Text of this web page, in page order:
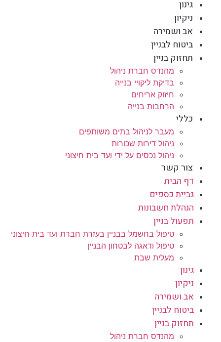
גינון
ניקיון
אב ושמירה
ביטוח לבניין
תחזוק בניין
מהנדס חברת ניהול
בדיקת ליקויי בנייה
חיזוק אריחים
הרחבות בנייה
כללי
מעבר לניהול בתים משותפים
ניהול דירות שכורות
ניהול נכסים על ידי ועד בית חיצוני
צור קשר
דף הבית
גביית כספים
הנהלת חשבונות
תפעול בניין
טיפול בחשמל בבניין בעזרת חברת ועד בית חיצוני
טיפול ודאגה לבטחון הבניין
מעלית שבת
גינון
ניקיון
אב ושמירה
ביטוח לבניין
תחזוק בניין
מהנדס חברת ניהול